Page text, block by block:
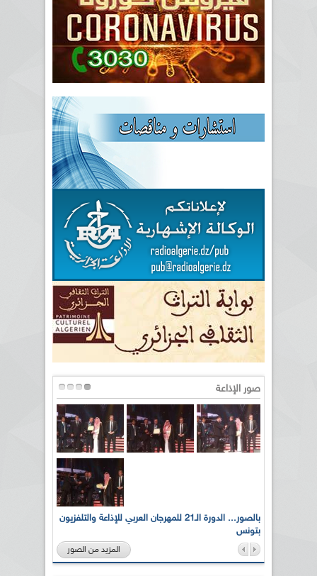
صور الإذاعة
بالصور... الدورة الـ21 للمهرجان العربي للإذاعة والتلفزيون
بتونس
المزيد من الصور